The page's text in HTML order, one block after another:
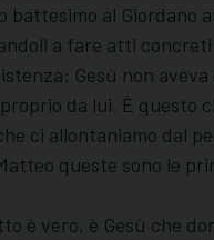
al Giordano
a fare atti
Gesù non
da lui. È questo
ci allontaniamo dal
queste sono le
è vero, è Gesù che